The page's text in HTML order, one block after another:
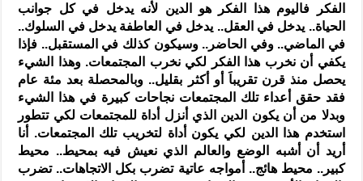
الفكر فاليوم هذا الفكر هو الدين لأنه يدخل في كل جوانب
الحياة.. يدخل في العقل.. يدخل في العاطفة يدخل في السلوك..
في الماضي.. وفي الحاضر.. وسيكون كذلك في المستقبل.. فإذا
يكفي أن نخرب هذا الفكر لكي نخرب المجتمعات. وهذا الشيء
يحصل منذ قرن تقريباَ أو أكثر بقليل.. وبالمحصلة بعد مئة عام
فقد حقق أعداء تلك المجتمعات نجاحات كبيرة في هذا الشيء
وبدلا من أن يكون الدين الذي أنزل أداة للمجتمعات لكي تتطور
استخدم هذا الدين لكي يكون أداة لتخريب تلك المجتمعات. أنا
أريد أن أشبه الوضع والعالم الذي نعيش فيه بمحيط.. محيط
كبير.. محيط هائج.. أمواجه عاتية تضرب بكل الاتجاهات.. تضرب